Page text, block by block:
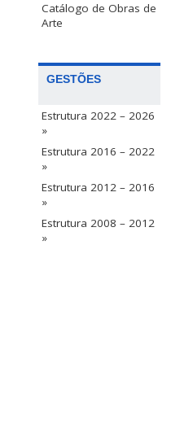
Catálogo de Obras de
Arte
GESTÕES
Estrutura 2022 – 2026
»
Estrutura 2016 – 2022
»
Estrutura 2012 – 2016
»
Estrutura 2008 – 2012
»